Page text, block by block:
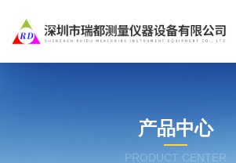
产品中心
PRODUCT CENTER